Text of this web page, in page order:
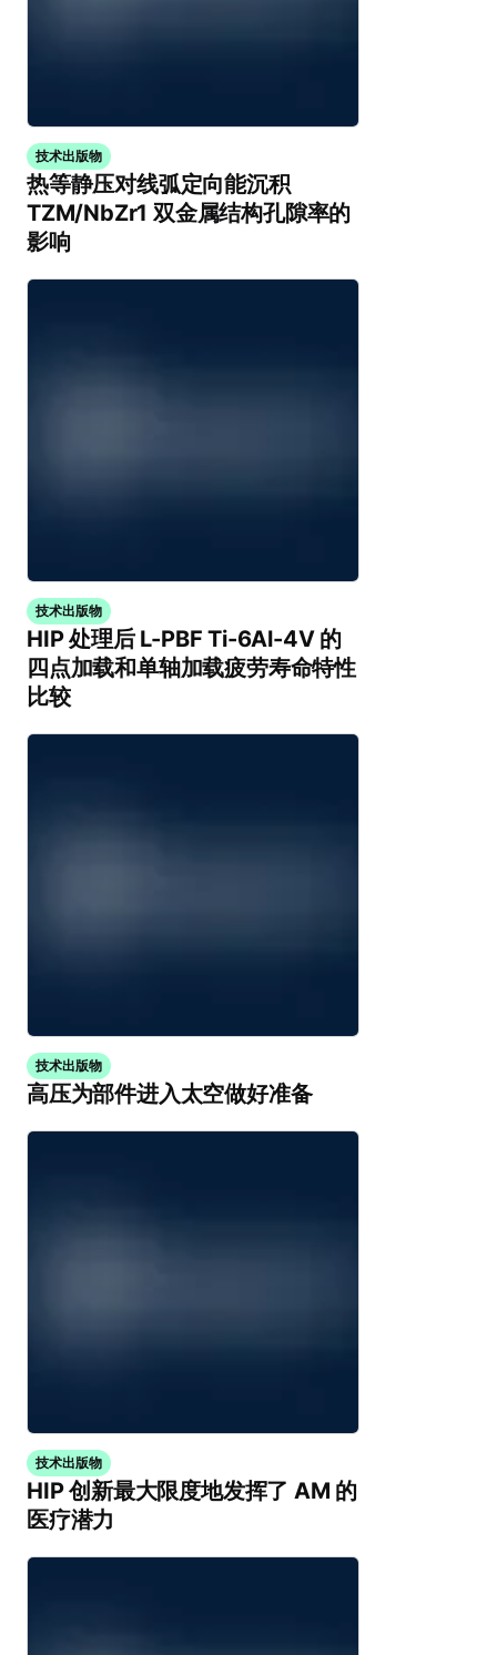
技术出版物
热等静压对线弧定向能沉积
TZM/NbZr1 双金属结构孔隙率的
影响
技术出版物
HIP 处理后 L-PBF Ti-6Al-4V 的
四点加载和单轴加载疲劳寿命特性
比较
技术出版物
高压为部件进入太空做好准备
技术出版物
HIP 创新最大限度地发挥了 AM 的
医疗潜力